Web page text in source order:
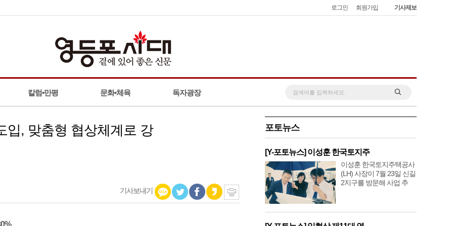
로그인 회원가입 기사제보
칼럼•만평 문화•체육 독자광장
입, 맞춤형 협상체계로 강
기사보내기
포토뉴스
[Y-포토뉴스] 이성훈 한국토지주
이성훈 한국토지주택공사
(LH) 사장이 7월 23일 신길
2지구를 방문해 사업 추